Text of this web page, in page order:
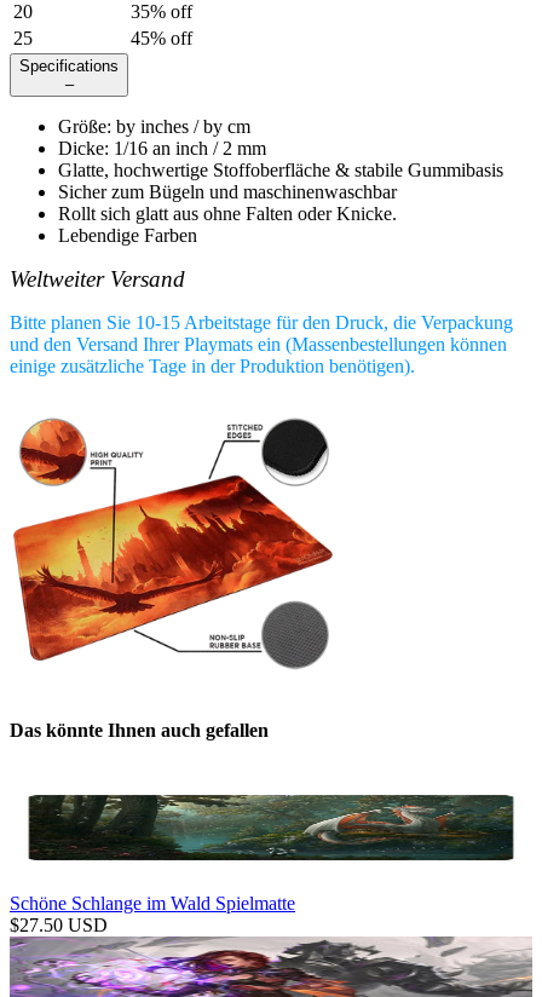
20
35% off
25
45% off
Specifications
–
Größe: by inches / by cm
Dicke: 1/16 an inch / 2 mm
Glatte, hochwertige Stoffoberfläche & stabile Gummibasis
Sicher zum Bügeln und maschinenwaschbar
Rollt sich glatt aus ohne Falten oder Knicke.
Lebendige Farben
Weltweiter Versand
Bitte planen Sie 10-15 Arbeitstage für den Druck, die Verpackung
und den Versand Ihrer Playmats ein (Massenbestellungen können
einige zusätzliche Tage in der Produktion benötigen).
Das könnte Ihnen auch gefallen
Schöne Schlange im Wald Spielmatte
$27.50 USD